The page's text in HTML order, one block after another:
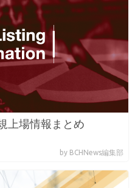
上場情報まとめ
by BCHNews編集部